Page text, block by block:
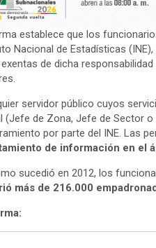
establece que los
Nacional de Estadísticas (INE),
de dicha
servidor público cuyos
(Jefe de Zona, Jefe de Sector
por parte del INE. Las
de información en el
sucedió en 2012, los
más de 216.000